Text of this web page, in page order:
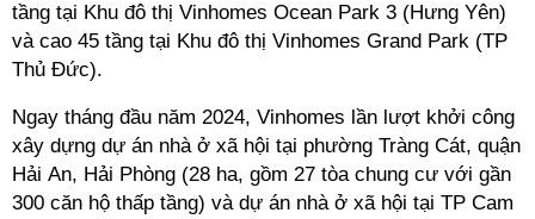
tầng tại Khu đô thị Vinhomes Ocean Park 3 (Hưng Yên)
và cao 45 tầng tại Khu đô thị Vinhomes Grand Park (TP
Thủ Đức).
Ngay tháng đầu năm 2024, Vinhomes lần lượt khởi công
xây dựng dự án nhà ở xã hội tại phường Tràng Cát, quận
Hải An, Hải Phòng (28 ha, gồm 27 tòa chung cư với gần
300 căn hộ thấp tầng) và dự án nhà ở xã hội tại TP Cam